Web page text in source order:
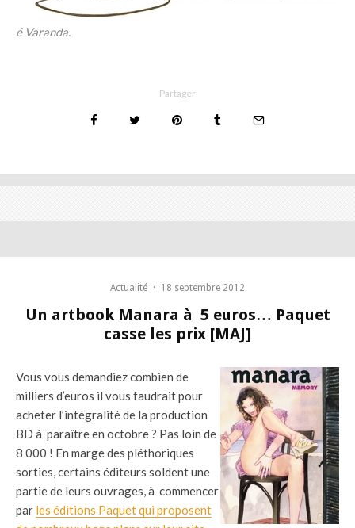
é Varanda.
Partager
Actualité · 18 septembre 2012
Un artbook Manara à 5 euros… Paquet
casse les prix [MAJ]
Vous vous demandiez combien de
milliers d’euros il vous faudrait pour
acheter l’intégralité de la production
BD à paraître en octobre ? Pas loin de
8 000 ! En marge des pléthoriques
sorties, certains éditeurs soldent une
partie de leurs ouvrages, à commencer
par les éditions Paquet qui proposent